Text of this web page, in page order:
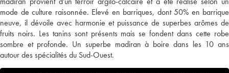
mode de culture raisonnée. Elevé en barriques, dont 50% en barrique
neuve, il dévoile avec harmonie et puissance de superbes arômes de
fruits noirs. Les tanins sont présents mais se fondent dans cette robe
sombre et profonde. Un superbe madiran à boire dans les 10 ans
autour des spécialités du Sud-Ouest.